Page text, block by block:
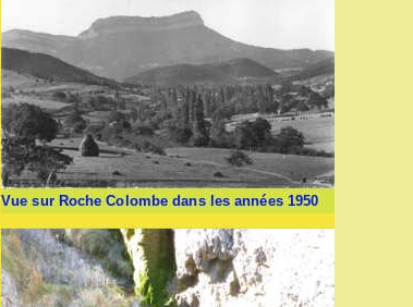
Vue sur Roche Colombe dans les années 1950